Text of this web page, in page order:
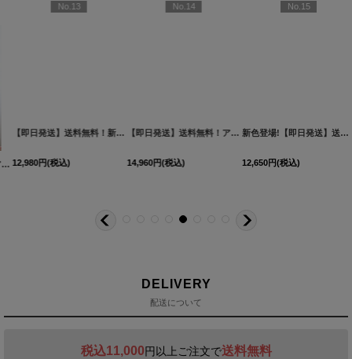
260706-1
[3740SBdzmvSK-260721-1] 3761SBdzquAGO-260706-2
ズ/2カラー】[OF01]【SB】IA
No.13
【即日発送】送料無料！新色登場！ビジューキャミソールミニドレス/キャバドレス 【XS-Mサイズ / 10カラー】[OF03-X] 【YN】dzw
12,980円(税込)
No.14
【即日発送】送料無料！アメスリ/ビジュー/シアー/シフォン/チュール/ティアード/フレア/ミニドレス/キャバドレス【XS-Mサイズ/2カラー】[OF03]【YN】dzwuBF
14,960円(税込)
No.15
新色登場!【即日発送】送料無料!バックレースアップ/リボン/キャミソール/フレア/ミニドレス/キャバドレス【XS-Sサイズ/3カラー】[OF03]【YN】dzjvBF【一部予約商品/9月上旬発送予定】
12,650円(税込)
DELIVERY
配送について
税込11,000円以上ご注文で送料無料